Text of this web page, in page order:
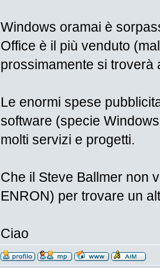
Windows oramai è
Office è il più venduto
prossimamente si troverà
Le enormi spese
software (specie
molti servizi e progetti.
Che il Steve Ballmer non
ENRON) per trovare un
Ciao